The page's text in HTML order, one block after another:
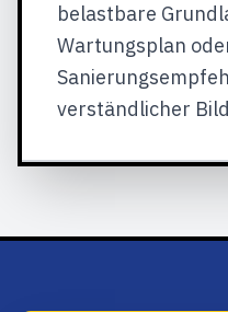
belastbare
Wartungsplan
verständlicher